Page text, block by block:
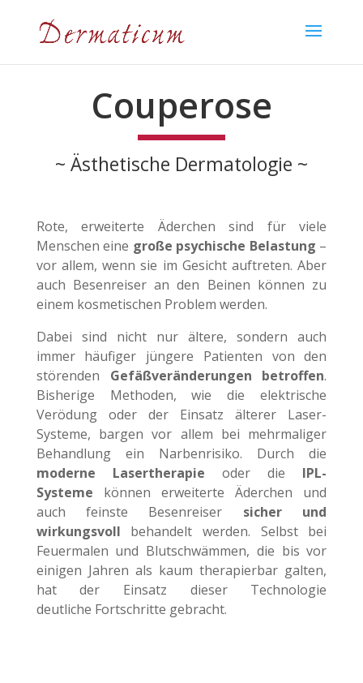
Couperose
~ Ästhetische Dermatologie ~
Rote, erweiterte Äderchen sind für viele
Menschen eine große psychische Belastung –
vor allem, wenn sie im Gesicht auftreten. Aber
auch Besenreiser an den Beinen können zu
einem kosmetischen Problem werden.
Dabei sind nicht nur ältere, sondern auch
immer häufiger jüngere Patienten von den
störenden Gefäßveränderungen betroffen.
Bisherige Methoden, wie die elektrische
Verödung oder der Einsatz älterer Laser-
Systeme, bargen vor allem bei mehrmaliger
Behandlung ein Narbenrisiko. Durch die
moderne Lasertherapie oder die IPL-
Systeme können erweiterte Äderchen und
auch feinste Besenreiser sicher und
wirkungsvoll behandelt werden. Selbst bei
Feuermalen und Blutschwämmen, die bis vor
einigen Jahren als kaum therapierbar galten,
hat der Einsatz dieser Technologie
deutliche Fortschritte gebracht.